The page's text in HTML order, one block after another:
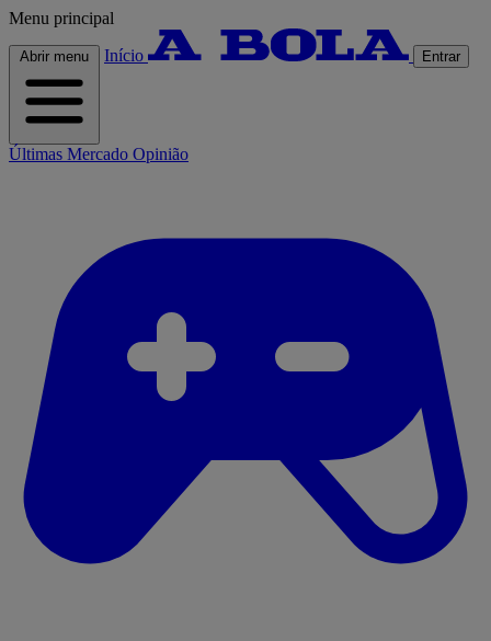
Menu principal
Abrir menu Início Entrar
Últimas Mercado Opinião